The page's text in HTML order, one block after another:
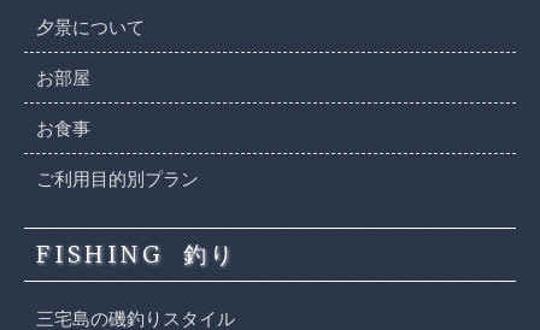
夕景について
お部屋
お食事
ご利用目的別プラン
FISHING 釣り
三宅島の磯釣りスタイル